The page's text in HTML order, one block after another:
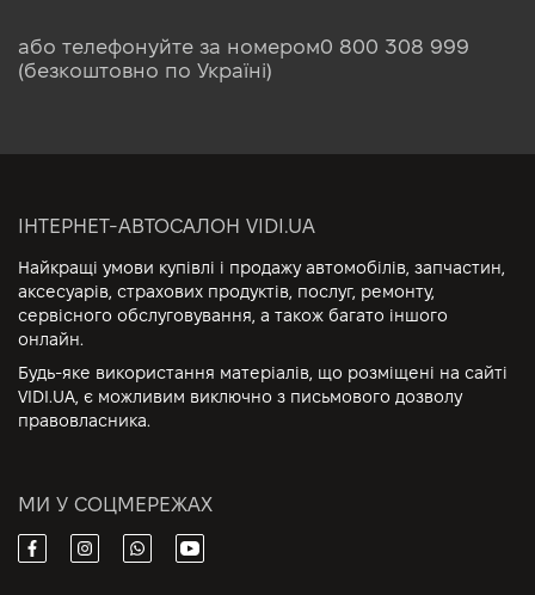
або телефонуйте за номером0 800 308 999
(безкоштовно по Україні)
ІНТЕРНЕТ-АВТОСАЛОН VIDI.UA
Найкращі умови купівлі і продажу автомобілів, запчастин,
аксесуарів, страхових продуктів, послуг, ремонту,
сервісного обслуговування, а також багато іншого
онлайн.
Будь-яке використання матеріалів, що розміщені на сайті
VIDI.UA, є можливим виключно з письмового дозволу
правовласника.
МИ У СОЦМЕРЕЖАХ